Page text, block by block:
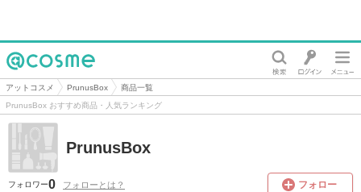
@cosme
アットコスメ PrunusBox
商品一覧
PrunusBox おすすめ商品・人気ランキング
PrunusBox
フォロワー0 フォローとは？ フォロー